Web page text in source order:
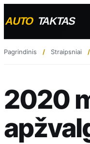
Pagrindinis Straipsniai
2020